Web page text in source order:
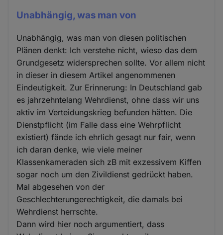
Unabhängig, was man von
Unabhängig, was man von diesen politischen
Plänen denkt: Ich verstehe nicht, wieso das dem
Grundgesetz widersprechen sollte. Vor allem nicht
in dieser in diesem Artikel angenommenen
Eindeutigkeit. Zur Erinnerung: In Deutschland gab
es jahrzehntelang Wehrdienst, ohne dass wir uns
aktiv im Verteidungskrieg befunden hätten. Die
Dienstpflicht (im Falle dass eine Wehrpflicht
existiert) fände ich ehrlich gesagt nur fair, wenn
ich daran denke, wie viele meiner
Klassenkameraden sich zB mit exzessivem Kiffen
sogar noch um den Zivildienst gedrückt haben.
Mal abgesehen von der
Geschlechterungerechtigkeit, die damals bei
Wehrdienst herrschte.
Dann wird hier noch argumentiert, dass